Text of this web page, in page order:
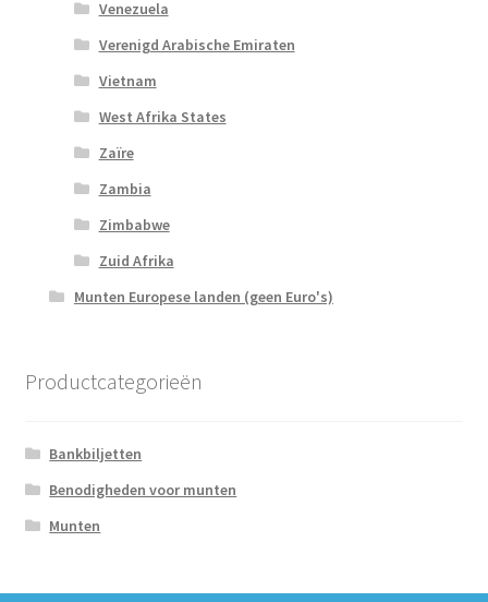
Venezuela
Verenigd Arabische Emiraten
Vietnam
West Afrika States
Zaïre
Zambia
Zimbabwe
Zuid Afrika
Munten Europese landen (geen Euro's)
Productcategorieën
Bankbiljetten
Benodigheden voor munten
Munten